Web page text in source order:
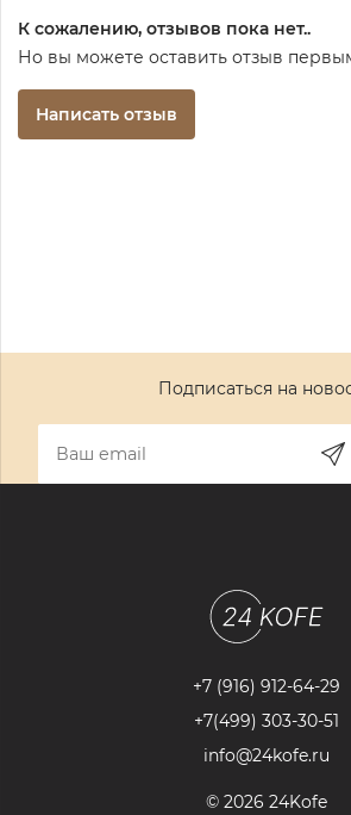
К сожалению, отзывов пока нет..
Но вы можете оставить отзыв
Написать отзыв
Подписаться на
+7 (916) 912-64-29
+7(499) 303-30-51
info@24kofe.ru
© 2026 24Kofe